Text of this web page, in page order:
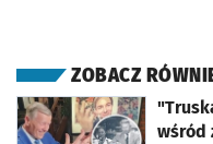
ZOBACZ
wśród
otworzy się w nowej karcie